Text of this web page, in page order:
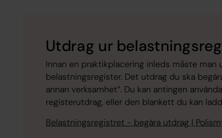
Utdrag ur
Innan en praktikplacering inleds måste man
belastningsregister. Det utdrag du ska
annan verksamhet”. Du kan antingen
registerutdrag, eller den blankett du kan
Belastningsregistret - begära utdrag |